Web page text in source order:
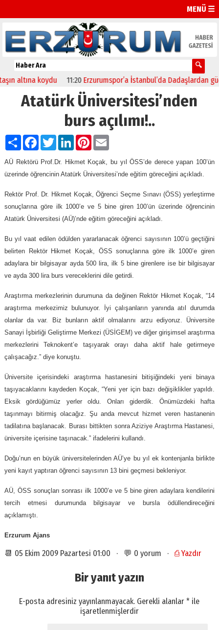
MENÜ ☰
altına koydu 11:20 Erzurumspor’a İstanbul’da Dadaşlardan
Atatürk Üniversitesi’nden
burs açılımı!..
PaylaşFacebook
TwitterLinkedIn
Pinterest
Email
AÜ Rektörü Prof.Dr. Hikmet Koçak, bu yıl ÖSS’de derece yapan 100’ün
üzerinde öğrencinin Atatürk Üniversitesi’nde eğitim göreceğini açıkladı.
Rektör Prof. Dr. Hikmet Koçak, Öğrenci Seçme Sınavı (ÖSS) yerleştirme
sonuçlarına göre ilk 1000’e ve 5 bine giren 100’ün üzerinde öğrencinin
Atatürk Üniversitesi (AÜ)’nde eğitim göreceğini açıkladı.
Bu yıl vaat edilen ödülden yararlanacak öğrenci sayısının 100’ü geçtiğini
belirten Rektör Hikmet Koçak, ÖSS sonuçlarına göre ilk 1000’e giren
adaylara bir bilgisayar ayda 500 lira, ilk 5 bine girenlere ise bir bilgisayar
ve ayda 300 lira burs vereceklerini dile getirdi.
Araştırma merkezlerinin durumuna da değinen Rektör Hikmet Koçak, “14
araştırma merkezimiz bulunuyor. İyi çalışanların yanında atıl durumda
olanlar da var. Biz bunların aktif olmalarını arzu ediyoruz. Üniversite
Sanayi İşbirliği Geliştirme Merkezi (ÜSİGEM) ve diğer girişimsel araştırma
merkezlerini Teknokent’e taşıyarak orayı daha aktif hale getirmeye
çalışacağız.” diye konuştu.
Üniversite içerisindeki araştırma hastanesini bitişiğindeki yeni binaya
taşıyacaklarını kaydeden Koçak, “Yeni yer için bazı değişiklikler yapıldı.
Eksik gördüğümüz yerler oldu. Onları giderdik. Önümüzdeki hafta
taşınmayı bitirmiş olacağız. Şu anda mevcut hizmet veren hastanenin
tadilatına başlanacak. Burası bittikten sonra Aziziye Araştırma Hastanesi,
üniversite içerisine taşınacak.” ifadelerini kullandı.
Doğu’nun en büyük üniversitelerinden AÜ’ye bu yıl ek kontenjanla birlikte
yeni kayıt yaptıran öğrenci sayısının 13 bini geçmesi bekleniyor.
AÜ, ÖSS sonuçları sonrası ilk 1000’e ve 5 bine giren adaylara kendilerini
tercih etmesi durumunda bilgisayar ve bursla ödüllendireceğini
açıklamıştı.
Erzurum Ajans
📆 05 Ekim 2009 Pazartesi 01:00 · 💬 0 yorum · ⎙ Yazdır
Bir yanıt yazın
E-posta adresiniz yayınlanmayacak. Gerekli alanlar* ile
işaretlenmişlerdir